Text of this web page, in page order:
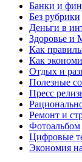
Банки и
Без рубрики
Деньги в
Здоровье и
Как
Как
Отдых и
Полезные
Пресс
Ремонт и
Фотоальбом
Цифровые
Экономия